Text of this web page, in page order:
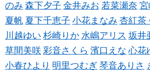
のみ 森下夕子 金井みお 若菜瀬奈
夏帆 夏下千恵子 小花まなみ 杏紅茶
川越ゆい 杉崎りか 水嶋アリス 坂井
草間美咲 彩音さくら 濱口えな 心花
小春ひより 明里つむぎ 琴音ありさ